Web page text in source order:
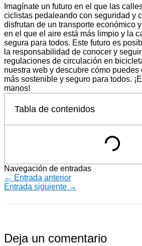
Imagínate un futuro en el que las
ciclistas pedaleando con seguridad y
disfrutan de un transporte económico
en el que el aire está más limpio y la
segura para todos. Este futuro es
la responsabilidad de conocer y
regulaciones de circulación en
nuestra web y descubre cómo puedes
más sostenible y seguro para todos.
manos!
Tabla de contenidos
Navegación de entradas
← Entrada anterior
Entrada siguiente →
Deja un comentario